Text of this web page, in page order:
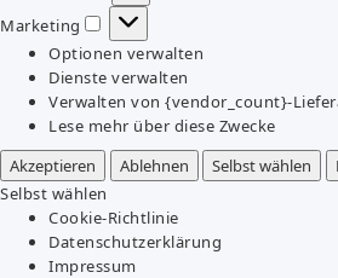
Marketing
Marketing
Optionen verwalten
Dienste verwalten
Verwalten von {vendor_count}-
Lese mehr über diese Zwecke
Akzeptieren
Ablehnen Selbst wählen
Selbst wählen
Cookie-Richtlinie
Datenschutzerklärung
Impressum